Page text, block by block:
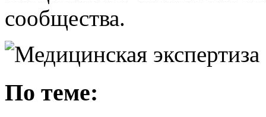
сообщества.
По теме: